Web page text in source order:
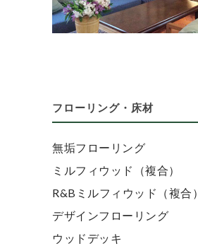
フローリング・床材
無垢フローリング
ミルフィウッド（複合）
R&Bミルフィウッド（複合）
デザインフローリング
ウッドデッキ